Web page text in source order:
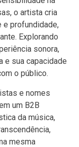
o artista cria
e profundidade,
Explorando
sonora,
e sua capacidade
o público.
e nomes
um B2B
da música,
mesma